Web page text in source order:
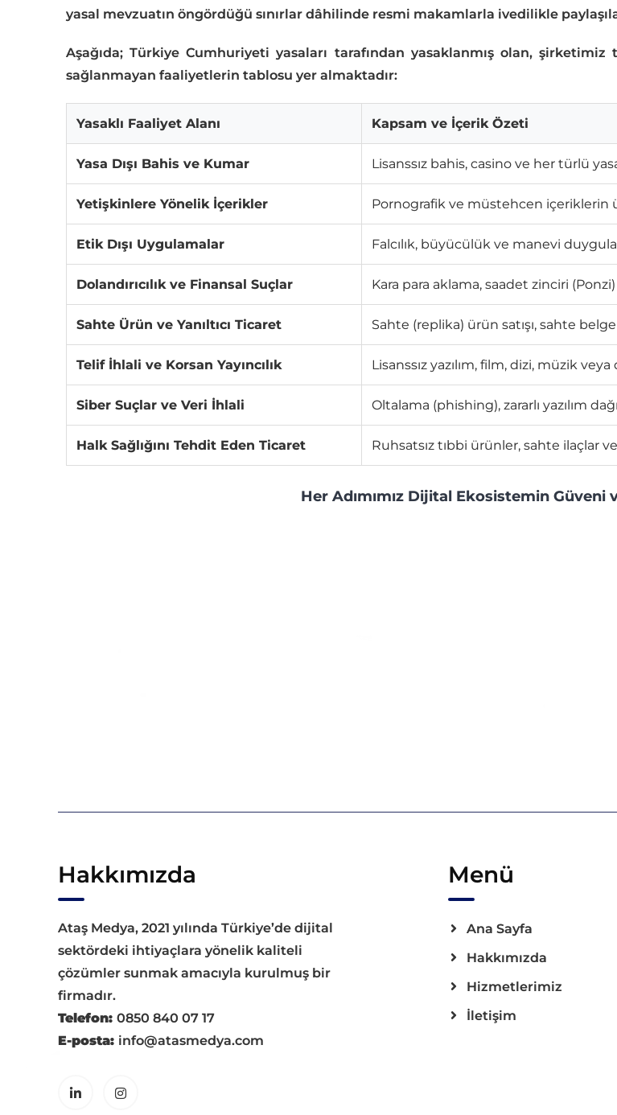
yasal mevzuatın öngördüğü sınırlar dâhilinde resmi makamlarla ivedilikle
Aşağıda; Türkiye Cumhuriyeti yasaları tarafından yasaklanmış olan,
sağlanmayan faaliyetlerin tablosu yer almaktadır:
Yasaklı Faaliyet Alanı Kapsam ve İçerik Özeti
Yasa Dışı Bahis ve Kumar Lisanssız bahis, casino ve her türlü
Yetişkinlere Yönelik İçerikler Pornografik ve müstehcen içeriklerin
Etik Dışı Uygulamalar Falcılık, büyücülük ve manevi
Dolandırıcılık ve Finansal Suçlar Kara para aklama, saadet zinciri
Sahte Ürün ve Yanıltıcı Ticaret Sahte (replika) ürün satışı, sahte
Telif İhlali ve Korsan Yayıncılık Lisanssız yazılım, film, dizi, müzik
Siber Suçlar ve Veri İhlali Oltalama (phishing), zararlı yazılım
Halk Sağlığını Tehdit Eden Ticaret Ruhsatsız tıbbi ürünler, sahte ilaçlar
Her Adımımız Dijital Ekosistemin Güveni
Hakkımızda
Ataş Medya, 2021 yılında Türkiye’de dijital
sektördeki ihtiyaçlara yönelik kaliteli
çözümler sunmak amacıyla kurulmuş bir
firmadır.
Telefon: 0850 840 07 17
E-posta: info@atasmedya.com
Menü
Ana Sayfa
Hakkımızda
Hizmetlerimiz
İletişim